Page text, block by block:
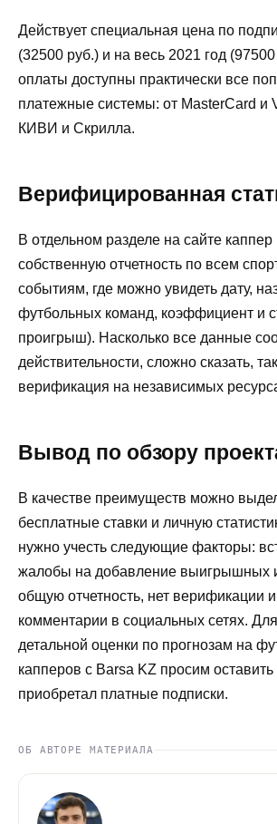
Действует специальная цена по
(32500 руб.) и на весь 2021 год
оплаты доступны практически все
платежные системы: от MasterCard
КИВИ и Скрилла.
Верифицированная
В отдельном разделе на сайте каппер
собственную отчетность по всем
событиям, где можно увидеть дату,
футбольных команд, коэффициент и
проигрыш). Насколько все данные
действительности, сложно сказать,
верификация на независимых
Вывод по обзору
В качестве преимуществ можно
бесплатные ставки и личную
нужно учесть следующие факторы:
жалобы на добавление выигрышных
общую отчетность, нет верификации
комментарии в социальных сетях.
детальной оценки по прогнозам на
капперов с Barsa KZ просим оставить
приобретал платные подписки.
ОБ АВТОРЕ МАТЕРИАЛА